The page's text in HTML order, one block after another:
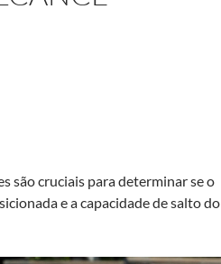
são cruciais para determinar se o
e a capacidade de salto do